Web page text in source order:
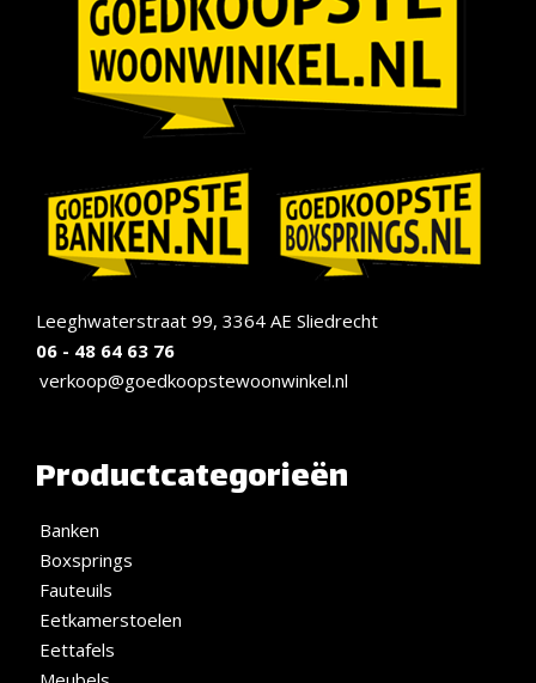
Leeghwaterstraat 99, 3364 AE Sliedrecht
06 - 48 64 63 76
verkoop@goedkoopstewoonwinkel.nl
Productcategorieën
Banken
Boxsprings
Fauteuils
Eetkamerstoelen
Eettafels